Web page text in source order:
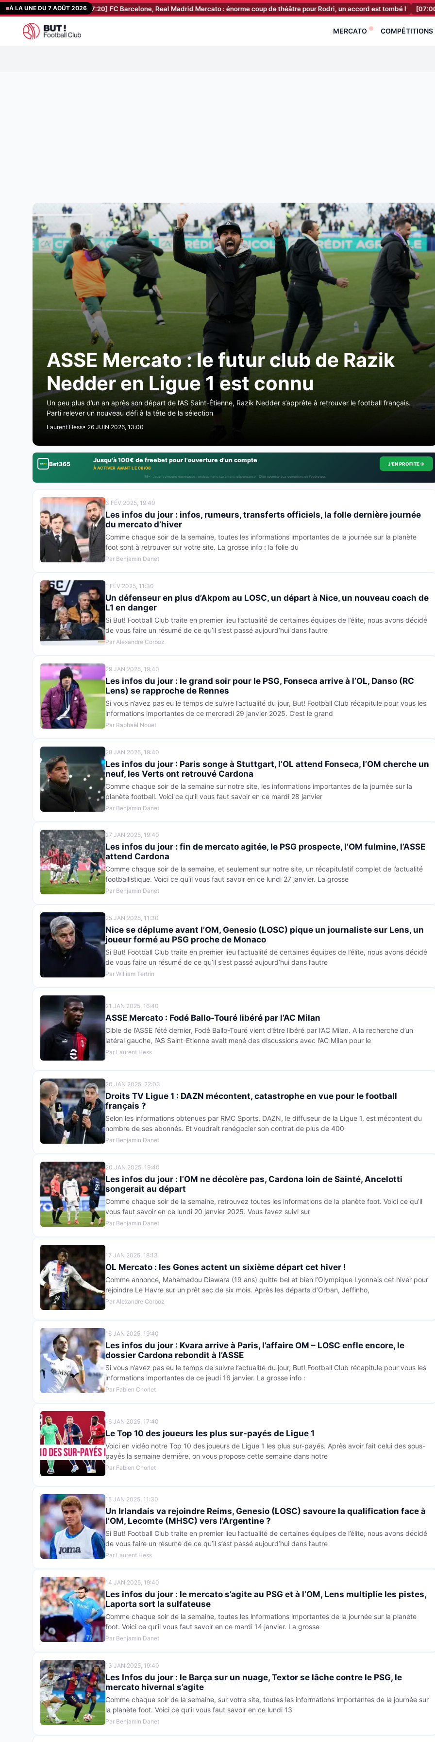
Aller
au
contenu
À LA UNE DU 7 AOÛT 2026
Terrier ! [07:20] FC Barcelone, Real Madrid Mercato : énorme coup de théâtre pour Rodri, un accord est tombé ! [07:00] FC
MERCATO COMPÉTITIONS
ASSE Mercato : le futur club de Razik
Nedder en Ligue 1 est connu
Un peu plus d’un an après son départ de l’AS Saint-Étienne, Razik Nedder s’apprête à retrouver le football français.
Parti relever un nouveau défi à la tête de la sélection
Laurent Hess• 26 JUIN 2026, 13:00
Bet365 Jusqu'à 100€ de freebet pour l'ouverture d'un compte
À ACTIVER AVANT LE 08/08
J'EN PROFITE→
18+ · Jouer comporte des risques : endettement, isolement, dépendance · Offre soumise aux conditions de l’opérateur.
3 FÉV 2025, 19:40
Les infos du jour : infos, rumeurs, transferts officiels, la folle dernière journée
du mercato d’hiver
Comme chaque soir de la semaine, toutes les informations importantes de la journée sur la planète
foot sont à retrouver sur votre site. La grosse info : la folie du
Par Benjamin Danet
1 FÉV 2025, 11:30
Un défenseur en plus d’Akpom au LOSC, un départ à Nice, un nouveau coach de
L1 en danger
Si But! Football Club traite en premier lieu l’actualité de certaines équipes de l’élite, nous avons décidé
de vous faire un résumé de ce qu’il s’est passé aujourd’hui dans l’autre
Par Alexandre Corboz
29 JAN 2025, 19:40
Les infos du jour : le grand soir pour le PSG, Fonseca arrive à l’OL, Danso (RC
Lens) se rapproche de Rennes
Si vous n’avez pas eu le temps de suivre l’actualité du jour, But! Football Club récapitule pour vous les
informations importantes de ce mercredi 29 janvier 2025. C’est le grand
Par Raphaël Nouet
28 JAN 2025, 19:40
Les infos du jour : Paris songe à Stuttgart, l’OL attend Fonseca, l’OM cherche un
neuf, les Verts ont retrouvé Cardona
Comme chaque soir de la semaine sur notre site, les informations importantes de la journée sur la
planète football. Voici ce qu’il vous faut savoir en ce mardi 28 janvier
Par Benjamin Danet
27 JAN 2025, 19:40
Les infos du jour : fin de mercato agitée, le PSG prospecte, l’OM fulmine, l’ASSE
attend Cardona
Comme chaque soir de la semaine, et seulement sur notre site, un récapitulatif complet de l’actualité
footballistique. Voici ce qu’il vous faut savoir en ce lundi 27 janvier. La grosse
Par Benjamin Danet
25 JAN 2025, 11:30
Nice se déplume avant l’OM, Genesio (LOSC) pique un journaliste sur Lens, un
joueur formé au PSG proche de Monaco
Si But! Football Club traite en premier lieu l’actualité de certaines équipes de l’élite, nous avons décidé
de vous faire un résumé de ce qu’il s’est passé aujourd’hui dans l’autre
Par William Tertrin
21 JAN 2025, 16:40
ASSE Mercato : Fodé Ballo-Touré libéré par l’AC Milan
Cible de l’ASSE l’été dernier, Fodé Ballo-Touré vient d’être libéré par l’AC Milan. A la recherche d’un
latéral gauche, l’AS Saint-Etienne avait mené des discussions avec l’AC Milan pour le
Par Laurent Hess
20 JAN 2025, 22:03
Droits TV Ligue 1 : DAZN mécontent, catastrophe en vue pour le football
français ?
Selon les informations obtenues par RMC Sports, DAZN, le diffuseur de la Ligue 1, est mécontent du
nombre de ses abonnés. Et voudrait renégocier son contrat de plus de 400
Par Benjamin Danet
20 JAN 2025, 19:40
Les infos du jour : l’OM ne décolère pas, Cardona loin de Sainté, Ancelotti
songerait au départ
Comme chaque soir de la semaine, retrouvez toutes les informations de la planète foot. Voici ce qu’il
vous faut savoir en ce lundi 20 janvier 2025. Vous l’avez suivi sur
Par Benjamin Danet
17 JAN 2025, 18:13
OL Mercato : les Gones actent un sixième départ cet hiver !
Comme annoncé, Mahamadou Diawara (19 ans) quitte bel et bien l’Olympique Lyonnais cet hiver pour
rejoindre Le Havre sur un prêt sec de six mois. Après les départs d’Orban, Jeffinho,
Par Alexandre Corboz
16 JAN 2025, 19:40
Les infos du jour : Kvara arrive à Paris, l’affaire OM – LOSC enfle encore, le
dossier Cardona rebondit à l’ASSE
Si vous n’avez pas eu le temps de suivre l’actualité du jour, But! Football Club récapitule pour vous les
informations importantes de ce jeudi 16 janvier. La grosse info :
Par Fabien Chorlet
16 JAN 2025, 17:40
Le Top 10 des joueurs les plus sur-payés de Ligue 1
Voici en vidéo notre Top 10 des joueurs de Ligue 1 les plus sur-payés. Après avoir fait celui des sous-
payés la semaine dernière, on vous propose cette semaine dans notre
Par Fabien Chorlet
15 JAN 2025, 11:30
Un Irlandais va rejoindre Reims, Genesio (LOSC) savoure la qualification face à
l’OM, Lecomte (MHSC) vers l’Argentine ?
Si But! Football Club traite en premier lieu l’actualité de certaines équipes de l’élite, nous avons décidé
de vous faire un résumé de ce qu’il s’est passé aujourd’hui dans l’autre
Par Laurent Hess
14 JAN 2025, 19:40
Les infos du jour : le mercato s’agite au PSG et à l’OM, Lens multiplie les pistes,
Laporta sort la sulfateuse
Comme chaque soir de la semaine, toutes les informations importantes de la journée sur la planète
foot. Voici ce qu’il vous faut savoir en ce mardi 14 janvier. La grosse
Par Benjamin Danet
13 JAN 2025, 19:40
Les Infos du jour : le Barça sur un nuage, Textor se lâche contre le PSG, le
mercato hivernal s’agite
Comme chaque soir de la semaine, sur votre site, toutes les informations importantes de la journée sur
la planète foot. Voici ce qu’il vous faut savoir en ce lundi 13
Par Benjamin Danet